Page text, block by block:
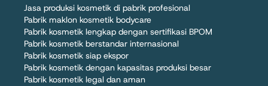
Jasa produksi kosmetik di pabrik profesional
Pabrik maklon kosmetik bodycare
Pabrik kosmetik lengkap dengan sertifikasi BPOM
Pabrik kosmetik berstandar internasional
Pabrik kosmetik siap ekspor
Pabrik kosmetik dengan kapasitas produksi besar
Pabrik kosmetik legal dan aman